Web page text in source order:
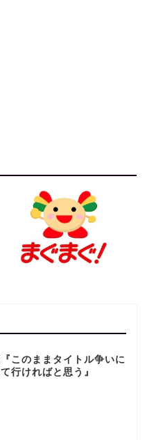
このままタイトル争いに
行ければと思う』